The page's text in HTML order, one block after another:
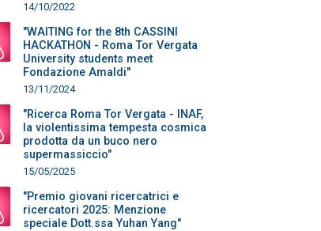
14/10/2022
"WAITING for the 8th CASSINI
HACKATHON - Roma Tor Vergata
University students meet
Fondazione Amaldi"
13/11/2024
"Ricerca Roma Tor Vergata - INAF,
la violentissima tempesta cosmica
prodotta da un buco nero
supermassiccio"
15/05/2025
"Premio giovani ricercatrici e
ricercatori 2025: Menzione
speciale Dott.ssa Yuhan Yang"